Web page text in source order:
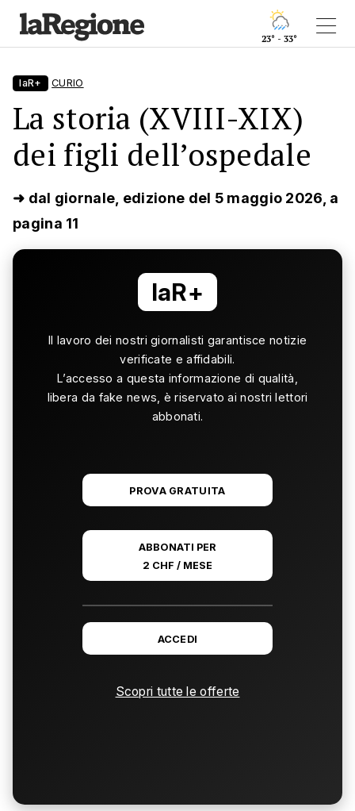
23° - 33°
laR+ CURIO
La storia (XVIII-XIX)
dei figli dell’ospedale
➜ dal giornale, edizione del 5 maggio 2026, a
pagina 11
laR+
Il lavoro dei nostri giornalisti garantisce notizie
verificate e affidabili.
L’accesso a questa informazione di qualità,
libera da fake news, è riservato ai nostri lettori
abbonati.
PROVA GRATUITA
ABBONATI PER
2 CHF / MESE
ACCEDI
Scopri tutte le offerte